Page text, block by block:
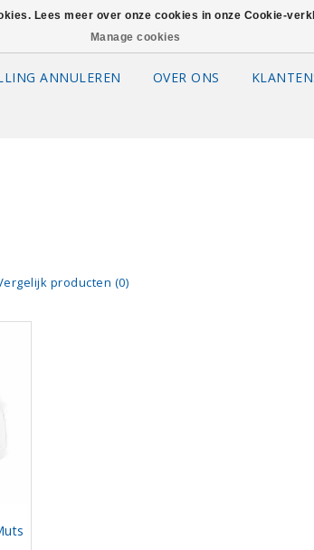
ANNULEREN OVER ONS
producten (0)
Lees meer over onze cookies in onze Cookie-
Manage cookies